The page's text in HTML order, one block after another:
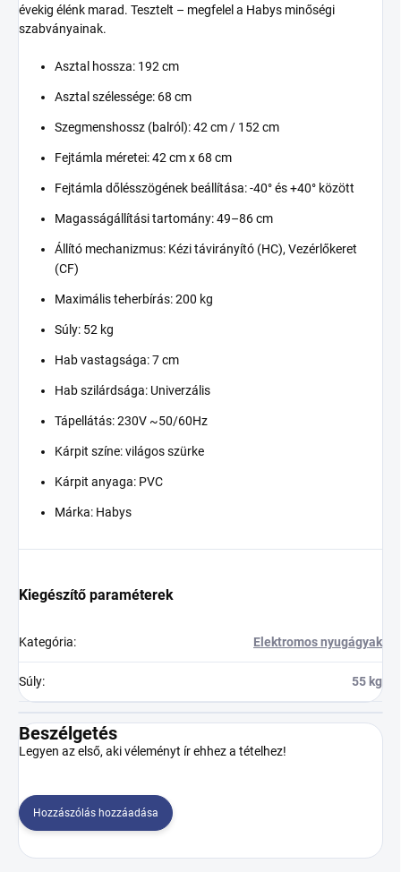
évekig élénk marad. Tesztelt – megfelel a Habys minőségi
szabványainak.
Asztal hossza: 192 cm
Asztal szélessége: 68 cm
Szegmenshossz (balról): 42 cm / 152 cm
Fejtámla méretei: 42 cm x 68 cm
Fejtámla dőlésszögének beállítása: -40° és +40° között
Magasságállítási tartomány: 49–86 cm
Állító mechanizmus: Kézi távirányító (HC), Vezérlőkeret
(CF)
Maximális teherbírás: 200 kg
Súly: 52 kg
Hab vastagsága: 7 cm
Hab szilárdsága: Univerzális
Tápellátás: 230V ~50/60Hz
Kárpit színe: világos szürke
Kárpit anyaga: PVC
Márka: Habys
Kiegészítő paraméterek
Kategória: Elektromos nyugágyak
Súly: 55 kg
Beszélgetés
Legyen az első, aki véleményt ír ehhez a tételhez!
Hozzászólás hozzáadása